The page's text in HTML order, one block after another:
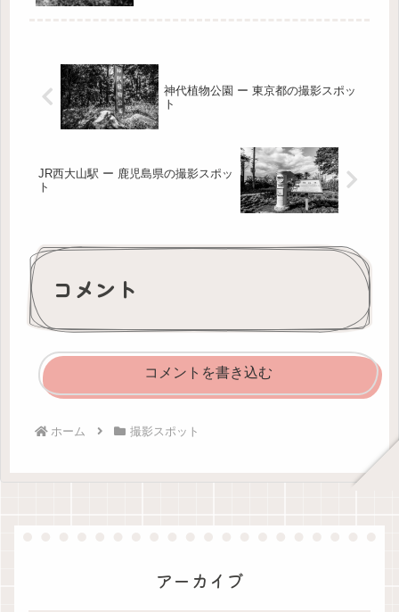
神代植物公園 ー 東京都の撮影スポッ
ト
JR西大山駅 ー 鹿児島県の撮影スポッ
ト
コメント
コメントを書き込む
ホーム 撮影スポット
アーカイブ